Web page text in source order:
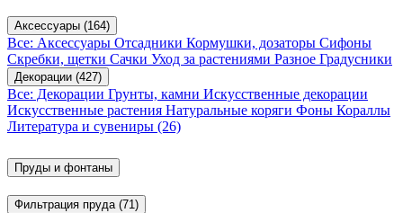
Аксессуары (164)
Все: Аксессуары Отсадники Кормушки, дозаторы Сифоны
Скребки, щетки Сачки Уход за растениями Разное Градусники
Декорации (427)
Все: Декорации Грунты, камни Искусственные декорации
Искусственные растения Натуральные коряги Фоны Кораллы
Литература и сувениры (26)
Пруды и фонтаны
Фильтрация пруда (71)